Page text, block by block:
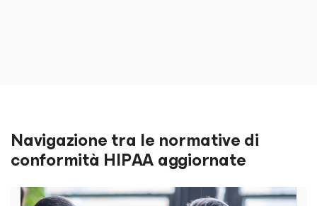
Navigazione tra le normative di
conformità HIPAA aggiornate